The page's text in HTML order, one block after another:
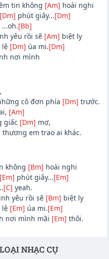
tin không [Am] hoài nghi
[Dm] phút giây...[Dm]
[Bb]
yêu rồi sẽ [Am] biệt ly
lệ [Dm] úa mi.[Dm]
nơi mình
cô đơn phía [Dm] trước.
[Am]
giấc [Dm] mơ,
thương em trao ai khác.
không [Bm] hoài nghi
[Em] phút giây...[Em]
[C] yeah.
yêu rồi sẽ [Bm] biệt ly
lệ [Em] úa mi.[Em]
nơi mình mãi [Em] thôi.
NHẠC CỤ